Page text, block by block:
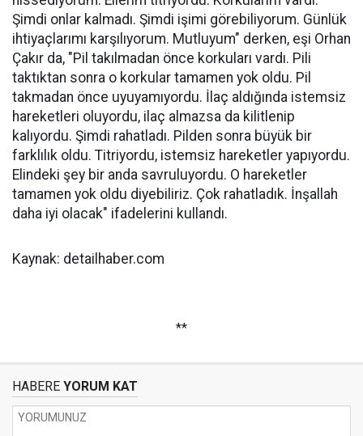
Şimdi onlar kalmadı. Şimdi işimi görebiliyorum. Günlük
ihtiyaçlarımı karşılıyorum. Mutluyum" derken, eşi Orhan
Çakır da, "Pil takılmadan önce korkuları vardı. Pili
taktıktan sonra o korkular tamamen yok oldu. Pil
takmadan önce uyuyamıyordu. İlaç aldığında istemsiz
hareketleri oluyordu, ilaç almazsa da kilitlenip
kalıyordu. Şimdi rahatladı. Pilden sonra büyük bir
farklılık oldu. Titriyordu, istemsiz hareketler yapıyordu.
Elindeki şey bir anda savruluyordu. O hareketler
tamamen yok oldu diyebiliriz. Çok rahatladık. İnşallah
daha iyi olacak" ifadelerini kullandı.
Kaynak: detailhaber.com
**
HABERE YORUM KAT